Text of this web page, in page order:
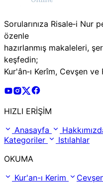
Sorularınıza Risale‑i Nur
özenle
hazırlanmış makaleleri,
keşfedin;
Kur'ân‑ı Kerîm, Cevşen
Risale Online Youtube
Risale Online
Risale Online X
HIZLI ERİŞİM
Anasayfa
Kategoriler
Istılahlar
OKUMA
Kur'an-ı Kerim